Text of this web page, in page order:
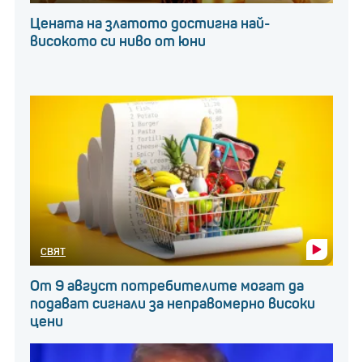
Цената на златото достигна най-
високото си ниво от юни
СВЯТ
От 9 август потребителите могат да
подават сигнали за неправомерно високи
цени